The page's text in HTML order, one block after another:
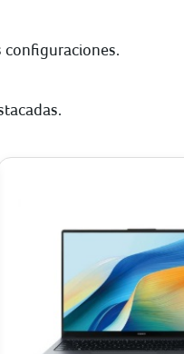
configuraciones.